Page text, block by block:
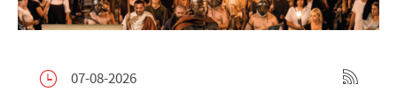
07-08-2026